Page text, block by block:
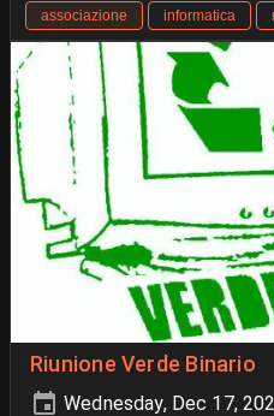
associazione
informatica
Riunione Verde Binario
Wednesday, Dec 17,